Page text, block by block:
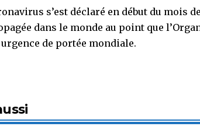
s’est déclaré en début du mois
dans le monde au point que
urgence de portée mondiale.